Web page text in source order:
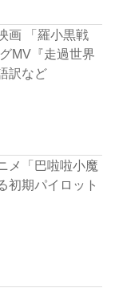
画 「羅小黒戦
MV『走過世界
訳など
メ「巴啦啦小魔
初期パイロット